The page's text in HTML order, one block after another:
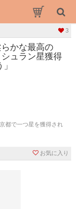
3
かな最高の
ュラン星獲得
都で一つ星を獲得され
お気に入り